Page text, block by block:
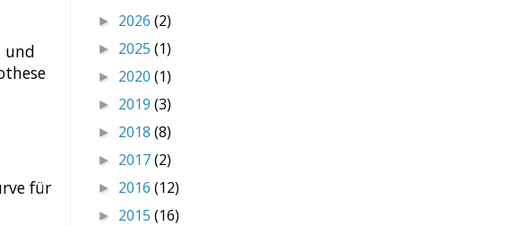
und
für
► 2026 (2)
► 2025 (1)
► 2020 (1)
► 2019 (3)
► 2018 (8)
► 2017(2)
► 2016 (12)
► 2015 (16)